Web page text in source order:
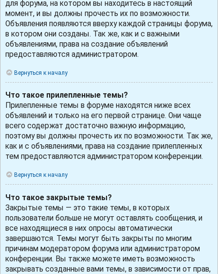
для форума, на котором вы находитесь в настоящий
момент, и вы должны прочесть их по возможности.
Объявления появляются вверху каждой страницы форума,
в котором они созданы. Так же, как и с важными
объявлениями, права на создание объявлений
предоставляются администратором.
Вернуться к началу
Что такое прилепленные темы?
Прилепленные темы в форуме находятся ниже всех
объявлений и только на его первой странице. Они чаще
всего содержат достаточно важную информацию,
поэтому вы должны прочесть их по возможности. Так же,
как и с объявлениями, права на создание прилепленных
тем предоставляются администратором конференции.
Вернуться к началу
Что такое закрытые темы?
Закрытые темы — это такие темы, в которых
пользователи больше не могут оставлять сообщения, и
все находящиеся в них опросы автоматически
завершаются. Темы могут быть закрыты по многим
причинам модератором форума или администратором
конференции. Вы также можете иметь возможность
закрывать созданные вами темы, в зависимости от прав,